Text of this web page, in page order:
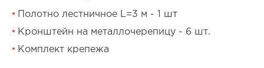
Полотно лестничное L=3 м - 1 шт
Кронштейн на металлочерепицу - 6 шт.
Комплект крепежа